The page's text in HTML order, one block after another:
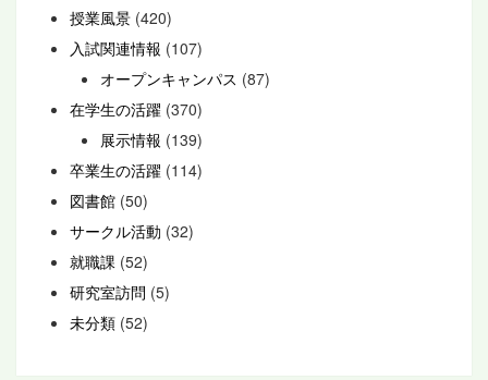
授業風景 (420)
入試関連情報 (107)
オープンキャンパス (87)
在学生の活躍 (370)
展示情報 (139)
卒業生の活躍 (114)
図書館 (50)
サークル活動 (32)
就職課 (52)
研究室訪問 (5)
未分類 (52)